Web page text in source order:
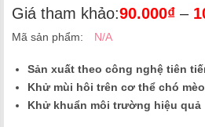
Giá tham khảo:90.000₫ –
Mã sản phẩm: N/A
Sản xuất theo công nghệ tiên
Khử mùi hôi trên cơ thể chó mèo
Khử khuẩn môi trường hiệu quả